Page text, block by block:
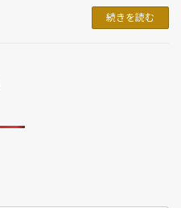
続きを読む